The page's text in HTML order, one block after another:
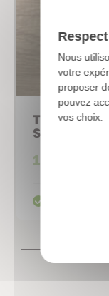
Traitement
SOLABIOL
12,75 €
Nous
votre
proposer
pouvez
vos choix.